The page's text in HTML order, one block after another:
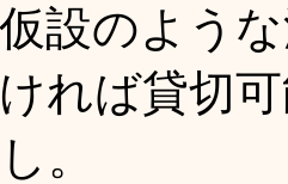
設のよう
れば貸切
。